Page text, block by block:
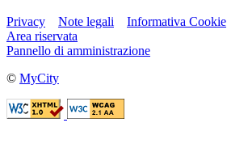
Privacy Note legali
Informativa Cookie
Area riservata
Pannello di amministrazione
© MyCity